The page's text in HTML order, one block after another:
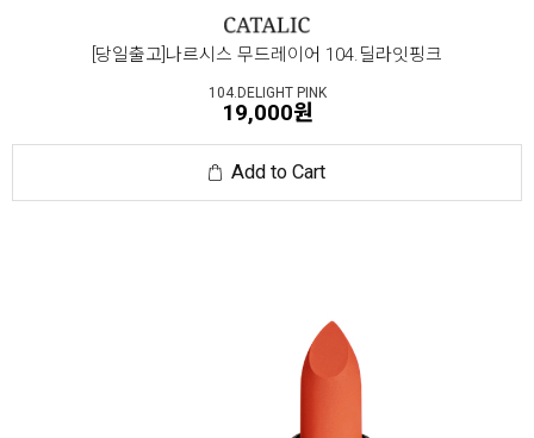
[당일출고]나르시스 무드레이어 104.딜라잇핑크
104.DELIGHT PINK
19,000원
Add to Cart